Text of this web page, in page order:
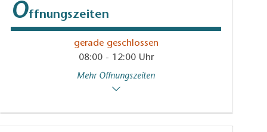
Öffnungszeiten
gerade geschlossen
08:00 - 12:00 Uhr
Mehr Öffnungszeiten